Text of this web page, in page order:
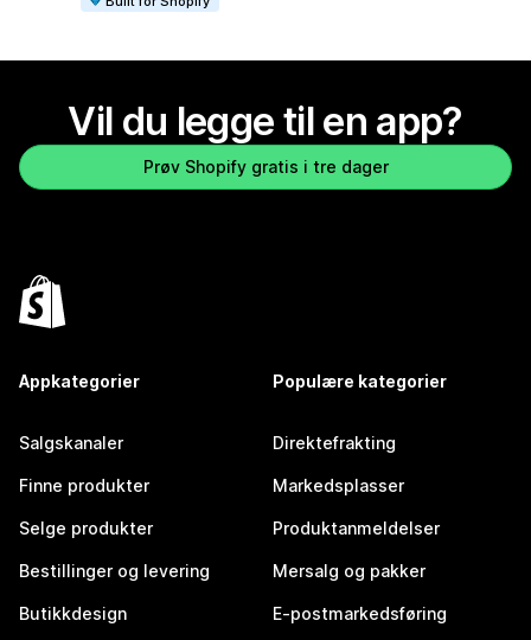
Vil du legge til en app?
Prøv Shopify gratis i tre dager
Appkategorier
Salgskanaler
Finne produkter
Selge produkter
Bestillinger og levering
Butikkdesign
Populære kategorier
Direktefrakting
Markedsplasser
Produktanmeldelser
Mersalg og pakker
E-postmarkedsføring